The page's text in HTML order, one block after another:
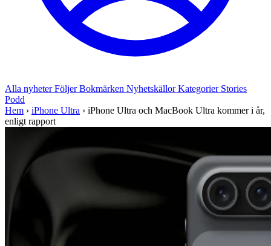
Alla nyheterFöljerBokmärken NyhetskällorKategorier Stories
Podd
Hem › iPhone Ultra › iPhone Ultra och MacBook Ultra kommer i år,
enligt rapport